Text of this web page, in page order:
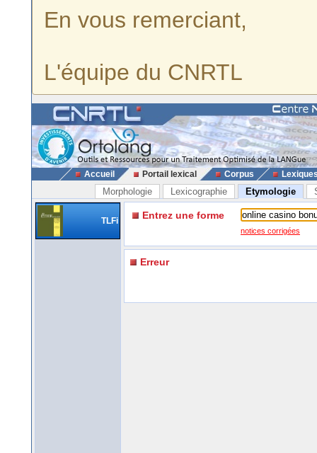
En vous remerciant,
L'équipe du CNRTL
Accueil Portail lexical Corpus
Morphologie Lexicographie Etymologie
TLFi Entrez une forme
notices corrigées
Erreur